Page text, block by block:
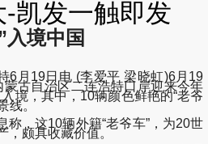
凯发一触即发
入境中国
6月19日电 (李爱平 梁晓虹)6月19
蒙古自治区二连浩特口岸迎来今年
境，其中，10辆颜色鲜艳的“老爷
线。
这10辆外籍“老爷车”，为20世
，颇具收藏价值。